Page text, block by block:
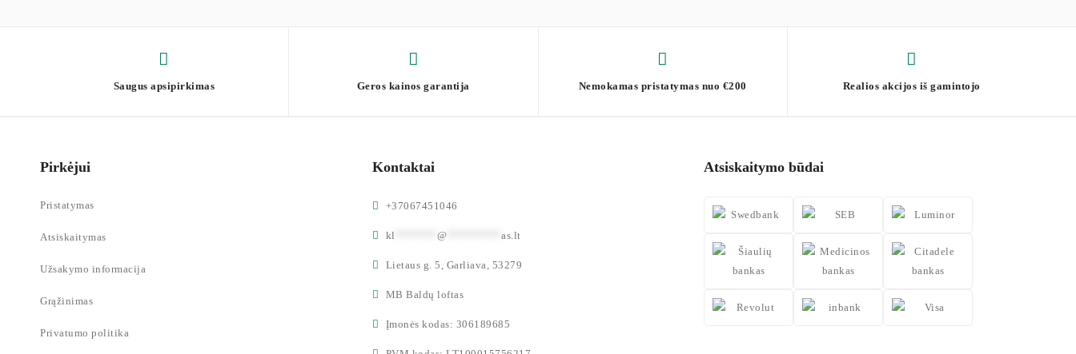
Saugus apsipirkimas Geros kainos garantija Nemokamas pristatymas nuo €200 Realios akcijos iš gamintojo
Pirkėjui
Pristatymas
Atsiskaitymas
Užsakymo informacija
Grąžinimas
Privatumo politika
Kontaktai
+37067451046
kl *******@ *********as.lt
Lietaus g. 5, Garliava, 53279
MB Baldų loftas
Įmonės kodas: 306189685
Atsiskaitymo būdai